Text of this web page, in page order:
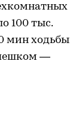
100 тыс.
мин ходьбы
—